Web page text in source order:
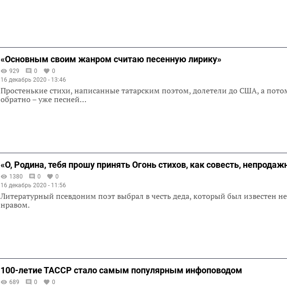
«Основным своим жанром считаю песенную лирику»
929 0
0
16 декабрь 2020 - 13:46
Простенькие стихи, написанные татарским поэтом, долетели до США, а
обратно – уже песней…
«О, Родина, тебя прошу принять Огонь стихов, как совесть,
1380 0
0
16 декабрь 2020 - 11:56
Литературный псевдоним поэт выбрал в честь деда, который был известен
нравом.
100-летие ТАССР стало самым популярным инфоповодом
689 0
0